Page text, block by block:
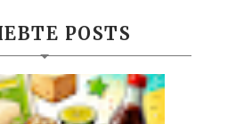
POSTS